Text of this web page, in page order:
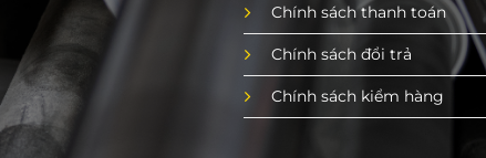
Chính sách thanh toán
Chính sách đổi trả
Chính sách kiểm hàng